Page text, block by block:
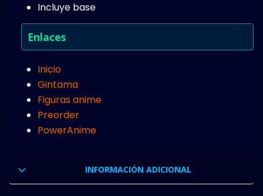
Incluye base
Enlaces
Inicio
Gintama
Figuras anime
Preorder
PowerAnime
INFORMACIÓN ADICIONAL